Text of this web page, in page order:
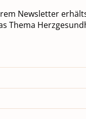
Newsletter
Thema